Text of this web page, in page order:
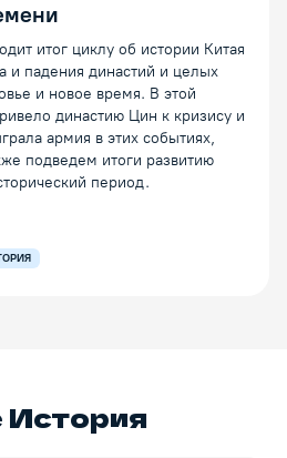
итог циклу об истории Китая
и падения династий и целых
и новое время. В этой
династию Цин к кризису и
армия в этих событиях,
подведем итоги развитию
период.
История